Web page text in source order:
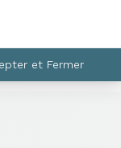
et Fermer